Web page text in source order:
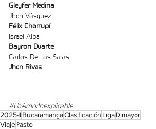
Gleyfer Medina
Jhon Vásquez
Félix Charrupí
Israel Alba
Bayron Duarte
Carlos De Las Salas
Jhon Rivas
#UnAmorInexplicable
2025-IIBucaramangaClasificación LigaDimayor
ViajePasto